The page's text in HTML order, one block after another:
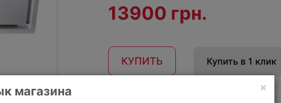
×
магазина
13900 грн.
КУПИТЬ Купить в 1 клик